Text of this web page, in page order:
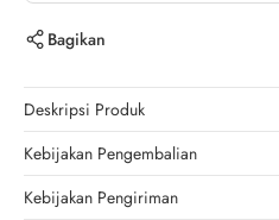
Bagikan
Deskripsi Produk
Kebijakan Pengembalian
Kebijakan Pengiriman